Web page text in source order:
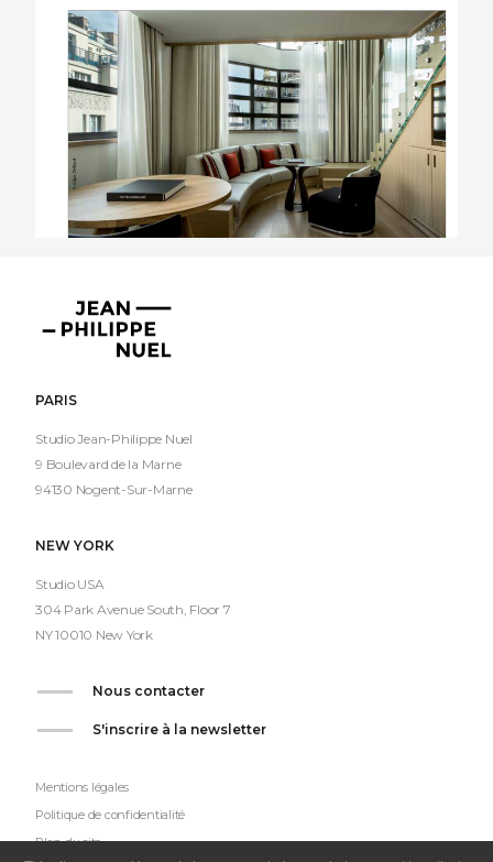
Jean-
Philippe
PARIS
Studio Jean-Philippe Nuel
9 Boulevard de la Marne
94130 Nogent-Sur-Marne
NEW YORK
Studio USA
304 Park Avenue South, Floor 7
NY 10010 New York
Nous contacter
S'inscrire à la newsletter
Mentions légales
Politique de confidentialité
Plan du site